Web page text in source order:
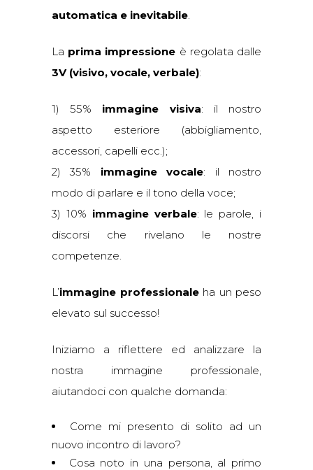
automatica e inevitabile.
La prima impressione è regolata dalle
3V (visivo, vocale, verbale):
1) 55% immagine visiva: il nostro
aspetto esteriore (abbigliamento,
accessori, capelli ecc.);
2) 35% immagine vocale: il nostro
modo di parlare e il tono della voce;
3) 10% immagine verbale: le parole, i
discorsi che rivelano le nostre
competenze.
L’immagine professionaleha un peso
elevato sul successo!
Iniziamo a riflettere ed analizzare la
nostra immagine professionale,
aiutandoci con qualche domanda:
Come mi presento di solito ad un
nuovo incontro di lavoro?
Cosa noto in una persona, al primo